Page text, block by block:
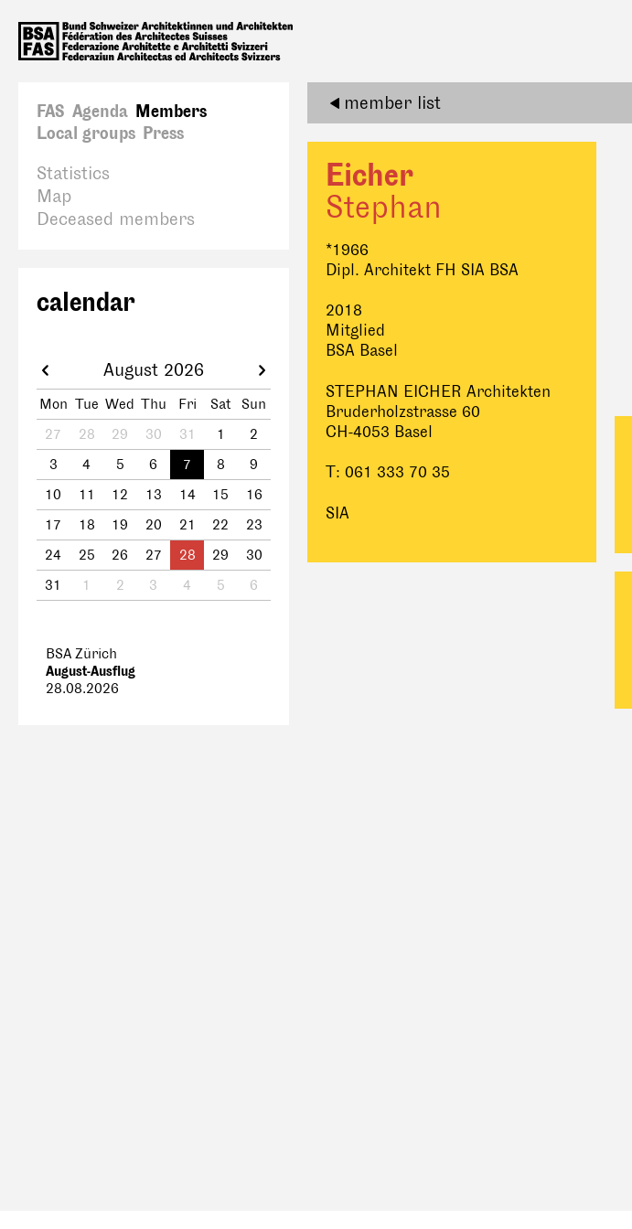
FAS Agenda Members
Local groups Press
Statistics
Map
Deceased members
member list
Eicher
Stephan
*1966
Dipl. Architekt FH SIA BSA
2018
Mitglied
BSA Basel
STEPHAN EICHER Architekten
Bruderholzstrasse 60
CH-4053 Basel
T: 061 333 70 35
SIA
calendar
August 2026
Mon Tue Wed Thu Fri Sat
Sun
27
28 29 30 31 1
2
3
4 5 6 7 8
9
10
11 12 13 14 15
16
17
18 19 20 21 22
23
24
25 26 27 28 29
30
31
1 2 3 4 5 6
BSA Zürich
August-Ausflug
28.08.2026